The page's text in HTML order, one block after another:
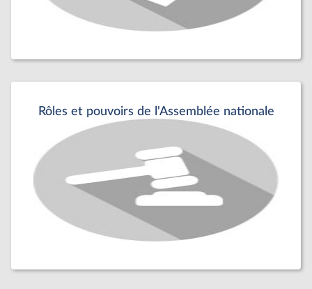
Rôles et pouvoirs de l'Assemblée nationale